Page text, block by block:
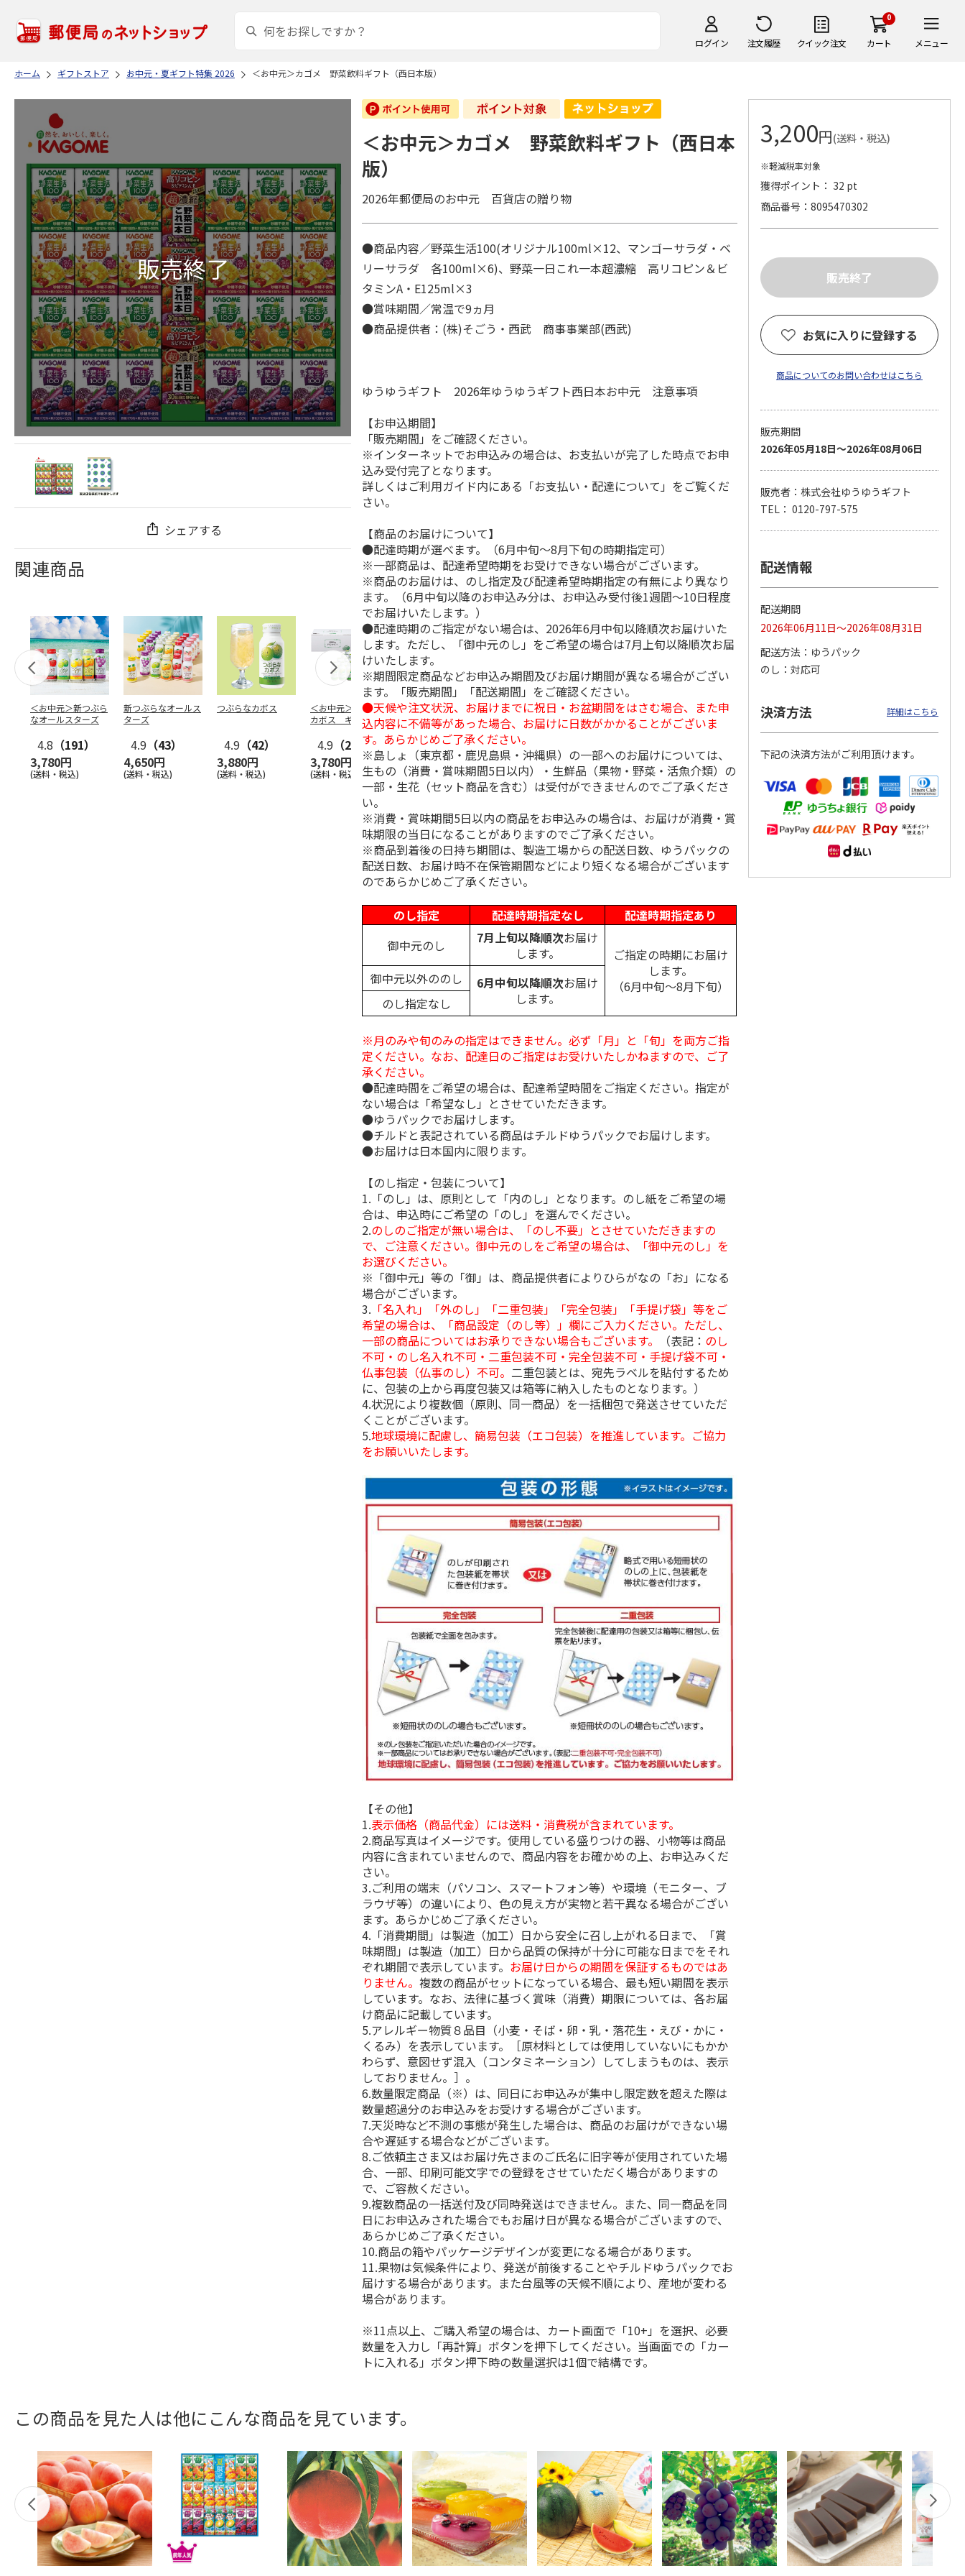
ログイン 注文履歴 クイック注文
0
カート メニュー
ホーム ギフトストア お中元・夏ギフト特集 2026 ＜お中元＞カゴメ 野菜飲料ギフト（西日本版）
シェアする
関連商品
＜お中元＞新つぶら
なオールスターズ
4.8 （191）
3,780円
(送料・税込)
新つぶらなオールス
ターズ
4.9 （43）
4,650円
(送料・税込)
つぶらなカボス
4.9 （42）
3,880円
(送料・税込)
＜お中元＞つぶらな
カボス ギフト
4.9 （28）
3,780円
(送料・税込)
つぶらなパイン
4.9（29）
3,880円
(送料・税込)
＜お中元＞夏のゴク
ゴク４種セット
4.7（19）
3,870円
(送料・税込)
ももうめＡ
2,900円
(送料・税込)
ＷＥＢ定期便つぶら
なバラエティコース
3,580円
(送料・税込)
ももうめ・りんごう
めアソート
3,460円
＜お中元＞新つぶら
なオールスターズ
２箱
7,250円
(送料・税込)
＜お中元＞カゴメ 野菜飲料ギフト（西日本
版）
2026年郵便局のお中元 百貨店の贈り物
●商品内容／野菜生活100(オリジナル100ml×12、マンゴーサラダ・ベ
リーサラダ 各100ml×6)、野菜一日これ一本超濃縮 高リコピン＆ビ
タミンA・E125ml×3
●賞味期間／常温で9ヵ月
●商品提供者：(株)そごう・西武 商事事業部(西武)
ゆうゆうギフト 2026年ゆうゆうギフト西日本お中元 注意事項
【お申込期間】
「販売期間」をご確認ください。
※インターネットでお申込みの場合は、お支払いが完了した時点でお申
込み受付完了となります。
詳しくはご利用ガイド内にある「お支払い・配達について」をご覧くだ
さい。
【商品のお届けについて】
●配達時期が選べます。（6月中旬～8月下旬の時期指定可）
※一部商品は、配達希望時期をお受けできない場合がございます。
※商品のお届けは、のし指定及び配達希望時期指定の有無により異なり
ます。（6月中旬以降のお申込み分は、お申込み受付後1週間～10日程度
でお届けいたします。）
●配達時期のご指定がない場合は、2026年6月中旬以降順次お届けいた
します。ただし、「御中元のし」をご希望の場合は7月上旬以降順次お届
けいたします。
※期間限定商品などお申込み期間及びお届け期間が異なる場合がござい
ます。「販売期間」「配送期間」をご確認ください。
●天候や注文状況、お届けまでに祝日・お盆期間をはさむ場合、また申
込内容に不備等があった場合、お届けに日数がかかることがございま
す。あらかじめご了承ください。
※島しょ（東京都・鹿児島県・沖縄県）の一部へのお届けについては、
生もの（消費・賞味期間5日以内）・生鮮品（果物・野菜・活魚介類）の
一部・生花（セット商品を含む）は受付ができませんのでご了承くださ
い。
※消費・賞味期間5日以内の商品をお申込みの場合は、お届けが消費・賞
味期限の当日になることがありますのでご了承ください。
※商品到着後の日持ち期間は、製造工場からの配送日数、ゆうパックの
配送日数、お届け時不在保管期間などにより短くなる場合がございます
のであらかじめご了承ください。
のし指定
配達時期指定なし
配達時期指定あり
御中元のし
7月上旬以降順次お届け
します。
ご指定の時期にお届け
します。
（6月中旬～8月下旬）
御中元以外ののし 6月中旬以降順次お届け
します。
のし指定なし
※月のみや旬のみの指定はできません。必ず「月」と「旬」を両方ご指
定ください。なお、配達日のご指定はお受けいたしかねますので、ご了
承ください。
●配達時間をご希望の場合は、配達希望時間をご指定ください。指定が
ない場合は「希望なし」とさせていただきます。
●ゆうパックでお届けします。
●チルドと表記されている商品はチルドゆうパックでお届けします。
●お届けは日本国内に限ります。
【のし指定・包装について】
1.「のし」は、原則として「内のし」となります。のし紙をご希望の場
合は、申込時にご希望の「のし」を選んでください。
2.のしのご指定が無い場合は、「のし不要」とさせていただきますの
で、ご注意ください。御中元のしをご希望の場合は、「御中元のし」を
お選びください。
※「御中元」等の「御」は、商品提供者によりひらがなの「お」になる
場合がございます。
3. 「名入れ」「外のし」「二重包装」「完全包装」「手提げ袋」等をご
希望の場合は、「商品設定（のし等）」欄にご入力ください。ただし、
一部の商品についてはお承りできない場合もございます。
（表記： のし
不可・のし名入れ不可・二重包装不可・完全包装不可・手提げ袋不可・
仏事包装（仏事のし）不可。 二重包装とは、宛先ラベルを貼付するため
に、包装の上から再度包装又は箱等に納入したものとなります。）
4.状況により複数個（原則、同一商品）を一括梱包で発送させていただ
くことがございます。
5.地球環境に配慮し、簡易包装（エコ包装）を推進しています。ご協力
をお願いいたします。
【その他】
1.表示価格（商品代金）には送料・消費税が含まれています。
2.商品写真はイメージです。使用している盛りつけの器、小物等は商品
内容に含まれていませんので、商品内容をお確かめの上、お申込みくだ
さい。
3.ご利用の端末（パソコン、スマートフォン等）や環境（モニター、ブ
ラウザ等）の違いにより、色の見え方が実物と若干異なる場合がござい
ます。あらかじめご了承ください。
4.「消費期間」は製造（加工）日から安全に召し上がれる日まで、「賞
味期間」は製造（加工）日から品質の保持が十分に可能な日までをそれ
ぞれ期間で表示しています。 お届け日からの期間を保証するものではあ
りません。複数の商品がセットになっている場合、最も短い期間を表示
しています。なお、法律に基づく賞味（消費）期限については、各お届
け商品に記載しています。
5.アレルギー物質８品目（小麦・そば・卵・乳・落花生・えび・かに・
くるみ）を表示しています。［原材料としては使用していないにもかか
わらず、意図せず混入（コンタミネーション）してしまうものは、表示
しておりません。］。
6.数量限定商品（※）は、同日にお申込みが集中し限定数を超えた際は
数量超過分のお申込みをお受けする場合がございます。
7.天災時など不測の事態が発生した場合は、商品のお届けができない場
合や遅延する場合などがございます。
8.ご依頼主さま又はお届け先さまのご氏名に旧字等が使用されていた場
合、一部、印刷可能文字での登録をさせていただく場合がありますの
で、ご容赦ください。
9.複数商品の一括送付及び同時発送はできません。また、同一商品を同
日にお申込みされた場合でもお届け日が異なる場合がございますので、
あらかじめご了承ください。
10.商品の箱やパッケージデザインが変更になる場合があります。
11.果物は気候条件により、発送が前後することやチルドゆうパックでお
届けする場合があります。また台風等の天候不順により、産地が変わる
場合があります。
※11点以上、ご購入希望の場合は、カート画面で「10+」を選択、必要
数量を入力し「再計算」ボタンを押下してください。当画面での「カー
トに入れる」ボタン押下時の数量選択は1個で結構です。
3,200円(送料・税込)
※軽減税率対象
獲得ポイント： 32 pt
商品番号
8095470302
お気に入りに登録する
商品についてのお問い合わせはこちら
販売期間
2026年05月18日～2026年08月06日
販売者：株式会社ゆうゆうギフト
TEL： 0120-797-575
配送情報
配送期間
2026年06月11日～2026年08月31日
配送方法
ゆうパック
のし
対応可
決済方法 詳細はこちら
下記の決済方法がご利用頂けます。
この商品を見た人は他にこんな商品を見ています。